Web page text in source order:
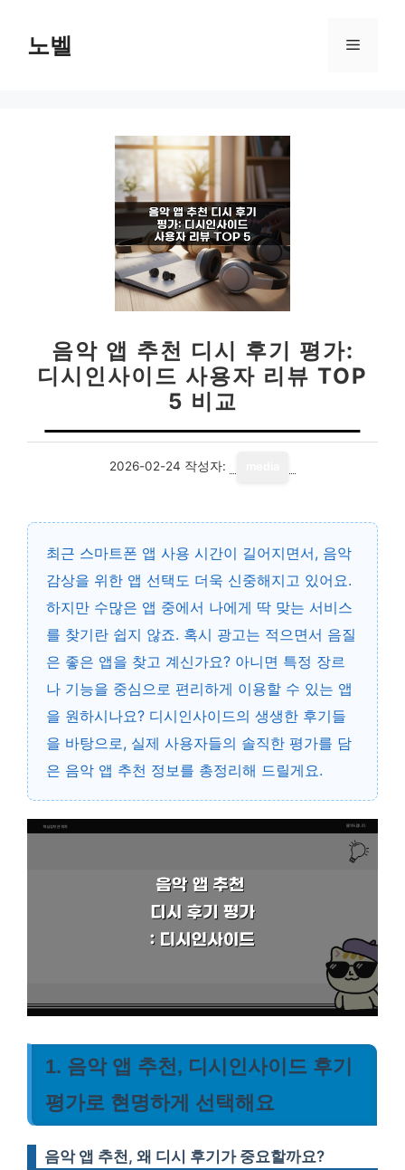
노벨 메
음악 앱 추천 디시 후기 평가:
디시인사이드 사용자 리뷰 TOP
5 비교
2026-02-24 작성자:
최근 스마트폰 앱 사용 시간이 길어지면서, 음악
감상을 위한 앱 선택도 더욱 신중해지고 있어요.
하지만 수많은 앱 중에서 나에게 딱 맞는 서비스
를 찾기란 쉽지 않죠. 혹시 광고는 적으면서 음질
은 좋은 앱을 찾고 계신가요? 아니면 특정 장르
나 기능을 중심으로 편리하게 이용할 수 있는 앱
을 원하시나요? 디시인사이드의 생생한 후기들
을 바탕으로, 실제 사용자들의 솔직한 평가를 담
은 음악 앱 추천 정보를 총정리해 드릴게요.
1. 음악 앱 추천, 디시인사이드 후기
평가로 현명하게 선택해요
음악 앱 추천, 왜 디시 후기가 중요할까요?